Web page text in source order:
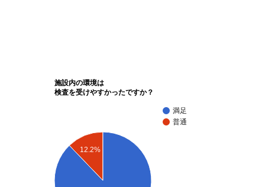
施設内の環境は
検査を受けやすかったですか？
満足
普通
12.2%